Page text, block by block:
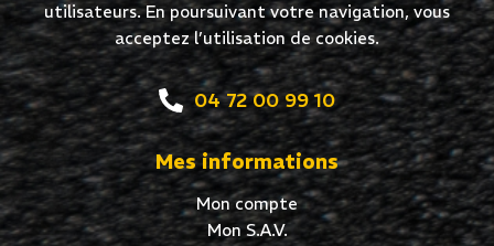
utilisateurs. En poursuivant votre navigation, vous
acceptez l’utilisation de cookies.
04 72 00 99 10
Mes informations
Mon compte
Mon S.A.V.